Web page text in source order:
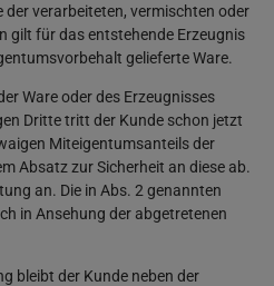
verarbeiteten, vermischten oder
gilt für das entstehende Erzeugnis
gelieferte Ware.
Ware oder des Erzeugnisses
Dritte tritt der Kunde schon jetzt
Miteigentumsanteils der
Absatz zur Sicherheit an diese ab.
an. Die in Abs. 2 genannten
in Ansehung der abgetretenen
bleibt der Kunde neben der